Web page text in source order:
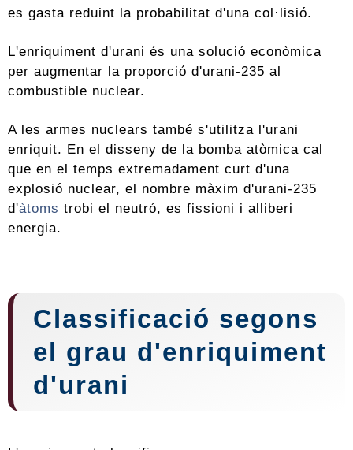
es gasta reduint la probabilitat d'una col·lisió.
L'enriquiment d'urani és una solució econòmica
per augmentar la proporció d'urani-235 al
combustible nuclear.
A les armes nuclears també s'utilitza l'urani
enriquit. En el disseny de la bomba atòmica cal
que en el temps extremadament curt d'una
explosió nuclear, el nombre màxim d'urani-235
d'àtoms trobi el neutró, es fissioni i alliberi
energia.
Classificació segons
el grau d'enriquiment
d'urani